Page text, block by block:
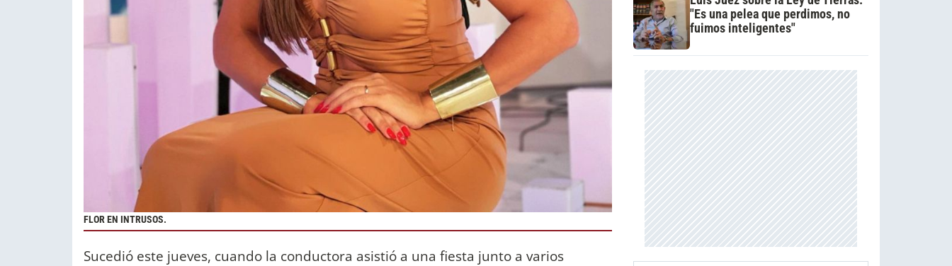
FLOR EN INTRUSOS.
Sucedió este jueves, cuando la conductora asistió a una fiesta junto a varios
"Es una pelea que perdimos, no
fuimos inteligentes"